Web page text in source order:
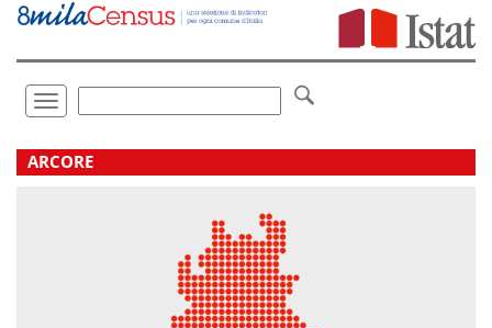
Vai
direttamente
Toggle
navigation
.
ARCORE